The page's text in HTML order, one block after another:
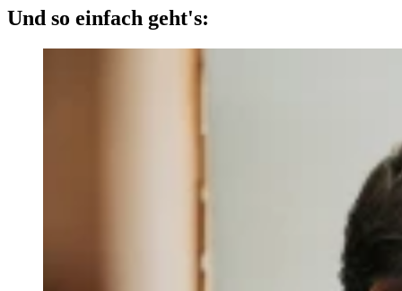
Und so einfach geht's: